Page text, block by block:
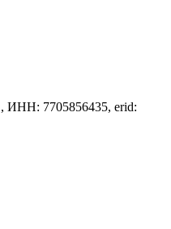
ИНН: 7705856435, erid: